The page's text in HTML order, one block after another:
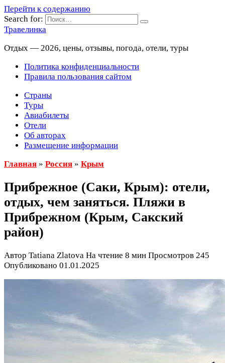
Перейти к содержанию
Search for:
Травелинка
Отдых — 2026, цены, отзывы, погода, отели, туры
Политика конфиденциальности
Правила пользования сайтом
Страны
Туры
Авиабилеты
Отели
Об авторах
Размещение информации
Главная » Россия » Крым
Прибрежное (Саки, Крым): отели,
отдых, чем заняться. Пляжи в
Прибрежном (Крым, Сакский
район)
Автор Tatiana Zlatova На чтение 8 мин Просмотров 245
Опубликовано 01.01.2025